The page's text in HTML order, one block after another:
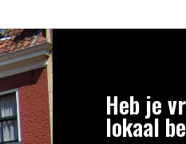
Heb je
lokaal